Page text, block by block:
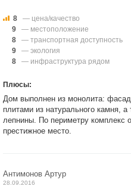
8
— цена/качество
9
— местоположение
8
— транспортная доступность
9
— экология
8
— инфраструктура рядом
Плюсы:
Дом выполнен из монолита:
плитами из натурального камня,
лепнины. По периметру комплекс
престижное место.
Антимонов Артур
28.09.2016